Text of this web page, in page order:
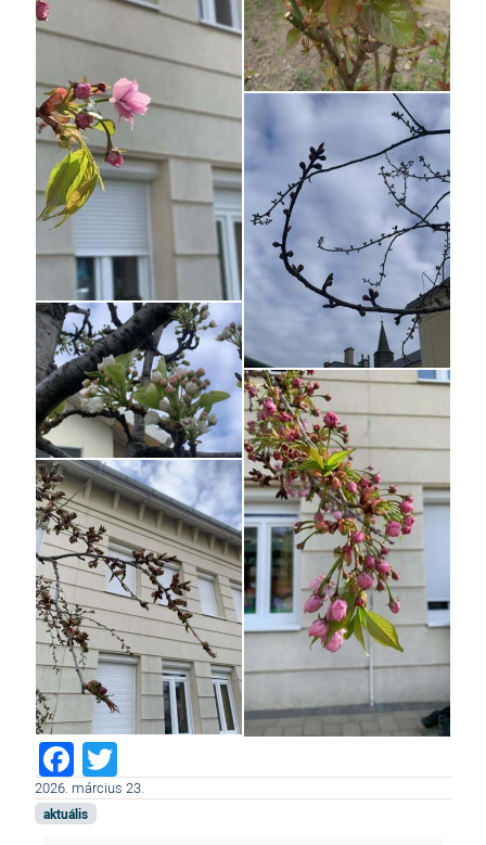
Facebook
2026. március 23.
aktuális